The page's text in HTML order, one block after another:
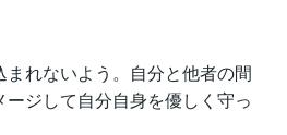
れないよう。自分と他者の間
ジして自分自身を優しく守っ